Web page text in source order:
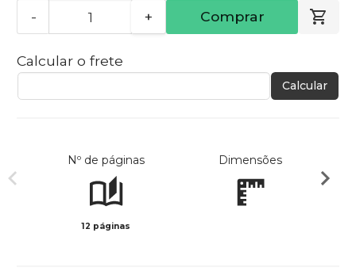
- + Comprar
Calcular o frete
Calcular
Nº de páginas
12 páginas
Dimensões